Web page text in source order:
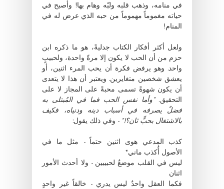
في منامه، وذهب قلبه ولبّه وهام بها! وأصبح في
حياته مغموماً مهموماً من حبه الذي عرض له في
المنام!
ولعل أكثر أفكار الكتاب جدليةً، هو ما ذكره ابن
حزم من أن الحب لا يكون إلا مرةً واحدة، ولحبيبٍ
واحد. وهو يرفض فكرة أن يحب المرء اثنين، أو
يعشق شخصين متغايرين. ويعتبر أن هذا لا يتعدى
أن يكون شهوةً تسمى محبةً على المجاز لا على
التحقيق. "وأما نفس الحب فما في المُبتلى به
فضلٌ يصرفه في أسباب دينه ودنياه، فكيف
بالاشتغال بحبٍّ ثان؟!" - وفي ذلك يقول:
كذب المدعي هوى اثنين حتماً - مثل ما في
الأصول أُكذب ماني*
ليس في القلب موضعٌ لحبيبين - ولا أحدث الأمور
اثنان
فكما العقل واحدٌ ليس يدري - خالقاً غير واحدٍ